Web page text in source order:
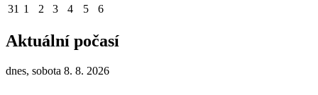
31 1 2 3 4 5 6
Aktuální počasí
dnes, sobota 8. 8. 2026